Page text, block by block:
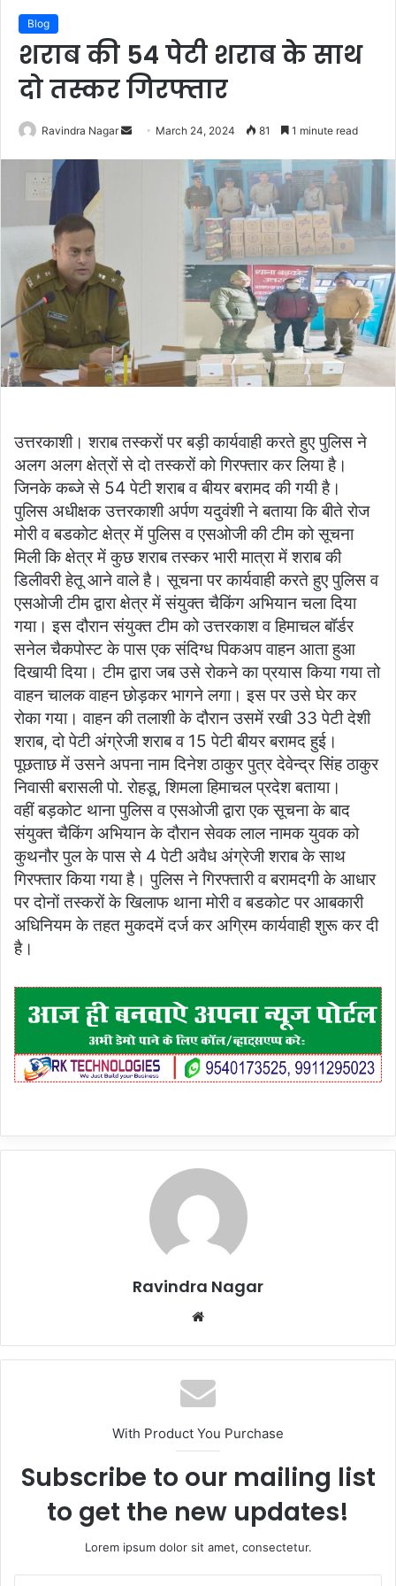
Blog
शराब की 54 पेटी शराब के साथ
दो तस्कर गिरफ्तार
Ravindra Nagar
Send March 24, 2024 81 1 minute read
उत्तरकाशी। शराब तस्करों पर बड़ी कार्यवाही करते हुए पुलिस ने
अलग अलग क्षेत्रों से दो तस्करों को गिरफ्तार कर लिया है।
जिनके कब्जे से 54 पेटी शराब व बीयर बरामद की गयी है।
पुलिस अधीक्षक उत्तरकाशी अर्पण यदुवंशी ने बताया कि बीते रोज
मोरी व बडकोट क्षेत्र में पुलिस व एसओजी की टीम को सूचना
मिली कि क्षेत्र में कुछ शराब तस्कर भारी मात्रा में शराब की
डिलीवरी हेतू आने वाले है। सूचना पर कार्यवाही करते हुए पुलिस व
एसओजी टीम द्वारा क्षेत्र में संयुक्त चैकिंग अभियान चला दिया
गया। इस दौरान संयुक्त टीम को उत्तरकाश व हिमाचल बॉर्डर
सनेल चैकपोस्ट के पास एक संदिग्ध पिकअप वाहन आता हुआ
दिखायी दिया। टीम द्वारा जब उसे रोकने का प्रयास किया गया तो
वाहन चालक वाहन छोड़कर भागने लगा। इस पर उसे घेर कर
रोका गया। वाहन की तलाशी के दौरान उसमें रखी 33 पेटी देशी
शराब, दो पेटी अंग्रेजी शराब व 15 पेटी बीयर बरामद हुई।
पूछताछ में उसने अपना नाम दिनेश ठाकुर पुत्र देवेन्द्र सिंह ठाकुर
निवासी बरासली पो. रोहडू, शिमला हिमाचल प्रदेश बताया।
वहीं बड़कोट थाना पुलिस व एसओजी द्वारा एक सूचना के बाद
संयुक्त चैकिंग अभियान के दौरान सेवक लाल नामक युवक को
कुथनौर पुल के पास से 4 पेटी अवैध अंग्रेजी शराब के साथ
गिरफ्तार किया गया है। पुलिस ने गिरफ्तारी व बरामदगी के आधार
पर दोनों तस्करों के खिलाफ थाना मोरी व बडकोट पर आबकारी
अधिनियम के तहत मुकदमें दर्ज कर अग्रिम कार्यवाही शुरू कर दी
है।
Ravindra Nagar
Website
With Product You Purchase
Subscribe to our mailing list
to get the new updates!
Lorem ipsum dolor sit amet, consectetur.